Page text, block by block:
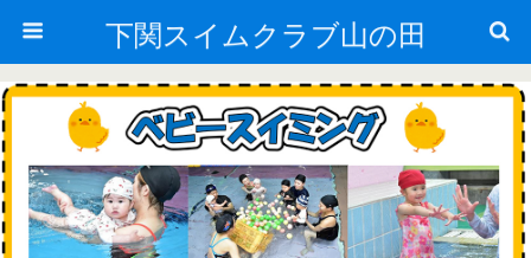
下関スイムクラブ山の田